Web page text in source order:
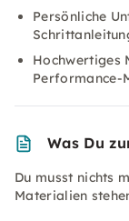
Persönliche
Hochwertiges
Performance-
Was Du
Du musst nichts
Materialien